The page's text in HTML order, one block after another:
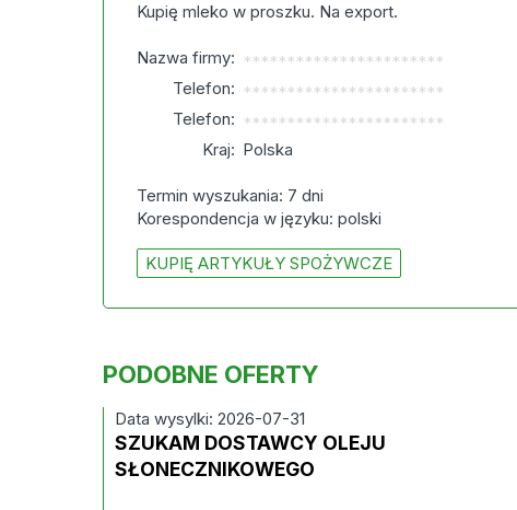
Kupię mleko w proszku. Na export.
Nazwa firmy: ***********************
Telefon: ***********************
Telefon: ***********************
Kraj: Polska
Termin wyszukania: 7 dni
Korespondencja w języku: polski
KUPIĘ ARTYKUŁY SPOŻYWCZE
PODOBNE OFERTY
Data wysylki: 2026-07-31
SZUKAM DOSTAWCY OLEJU
SŁONECZNIKOWEGO